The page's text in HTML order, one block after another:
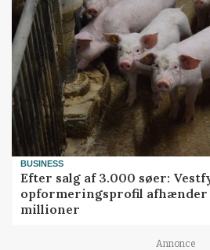
BUSINESS
Efter salg af 3.000 søer:
opformeringsprofil afhænder
millioner
Annonce